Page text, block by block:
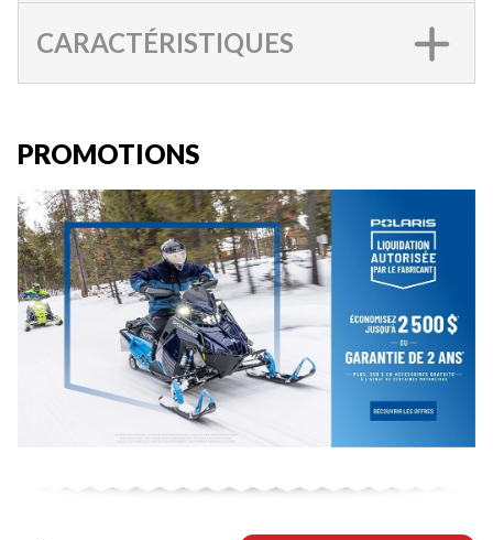
CARACTÉRISTIQUES
PROMOTIONS